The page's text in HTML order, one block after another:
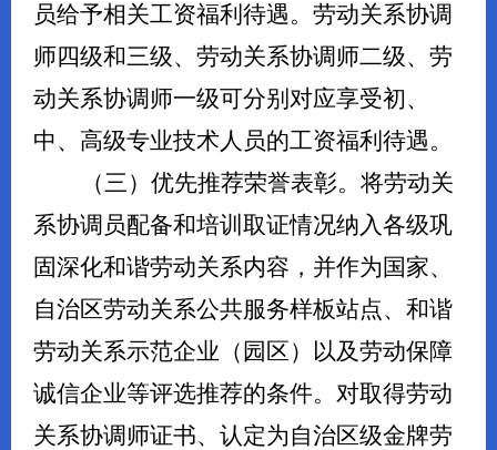
员给予相关工资福利待遇。劳动关系协调
师四级和三级、劳动关系协调师二级、劳
动关系协调师一级可分别对应享受初、
中、高级专业技术人员的工资福利待遇。
（三）优先推荐荣誉表彰。 将劳动关
系协调员配备和培训取证情况纳入各级巩
固深化和谐劳动关系内容，并作为国家、
自治区劳动关系公共服务样板站点、 和谐
劳动关系示范企业（园区）以及劳动保障
诚信企业等评选推荐的条件。 对取得劳动
关系协调师证书、认定为自治区级金牌劳